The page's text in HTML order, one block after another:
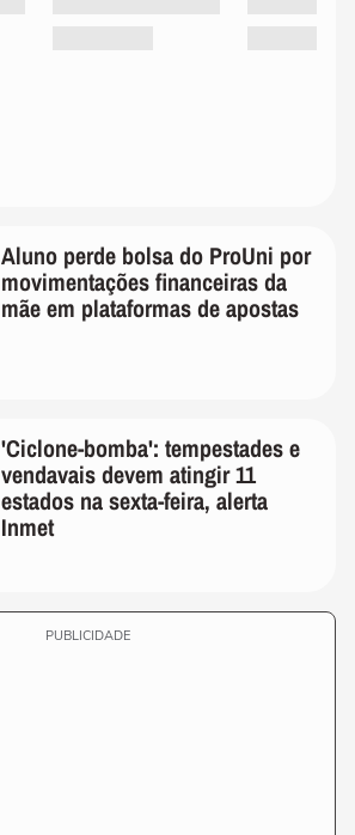
Aluno perde bolsa do ProUni por
movimentações financeiras da
mãe em plataformas de apostas
'Ciclone-bomba': tempestades e
vendavais devem atingir 11
estados na sexta-feira, alerta
Inmet
PUBLICIDADE